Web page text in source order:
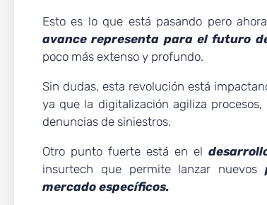
Esto es lo que está pasando pero
avance representa para el futuro
poco más extenso y profundo.
Sin dudas, esta revolución está
ya que la digitalización agiliza
denuncias de siniestros.
Otro punto fuerte está en el
insurtech que permite lanzar nuevos
mercado específicos.